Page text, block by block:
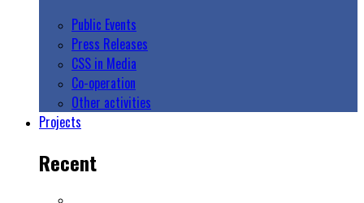
Public Events
Press Releases
CSS in Media
Co-operation
Other activities
Projects
Recent